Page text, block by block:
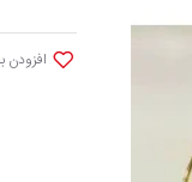
افزودن